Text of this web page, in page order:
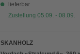
lieferbar
Zustellung 05.09. - 08.09.
SKANHOLZ